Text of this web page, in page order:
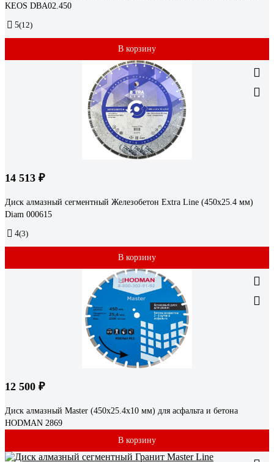
KEOS DBA02.450
5(12)
В корзину
14 513 ₽
Диск алмазный сегментный Железобетон Extra Line (450х25.4 мм)
Diam 000615
4(3)
В корзину
12 500 ₽
Диск алмазный Master (450x25.4x10 мм) для асфальта и бетона
HODMAN 2869
В корзину